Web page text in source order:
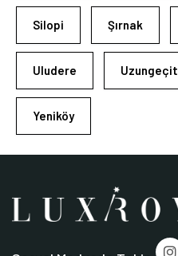
Silopi Şırnak
Uludere Uzungeçit
Yeniköy